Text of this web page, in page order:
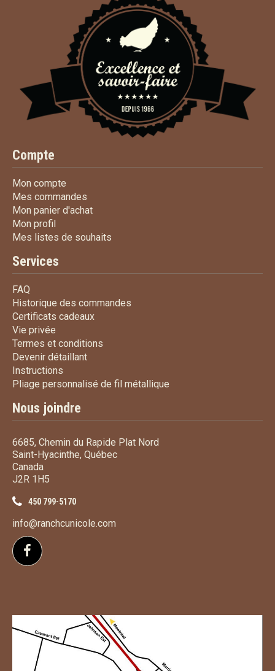
Compte
Mon compte
Mes commandes
Mon panier d'achatMon panier d'achat
Mon profil
Mes listes de souhaits
Services
FAQ
Historique des commandes
Certificats cadeauxCertificats cadeaux
Vie privée
Termes et conditions
Devenir détaillantDevenir détaillant
Instructions
Pliage personnalisé de fil métallique
Nous joindre
6685, Chemin du Rapide Plat Nord
Saint-Hyacinthe, Québec
Canada
J2R 1H5
450 799-5170
info@ranchcunicole.com
Suivez-nous sur Facebook